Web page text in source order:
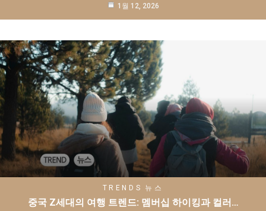
1월 12, 2026
TRENDS 뉴스
중국 Z세대의 여행 트렌드: 멤버십 하이킹과 컬러…